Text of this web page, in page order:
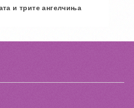
и трите ангелчиња